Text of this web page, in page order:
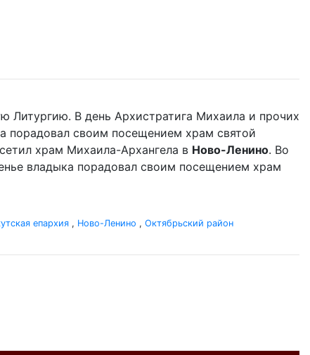
Литургию. В день Архистратига Михаила и прочих
порадовал своим посещением храм святой
храм Михаила-Архангела в Ново-Ленино. Во
владыка порадовал своим посещением храм
епархия , Ново-Ленино , Октябрьский район